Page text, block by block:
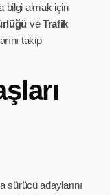
bilgi almak için
veTrafik
takip
sürücü adaylarını